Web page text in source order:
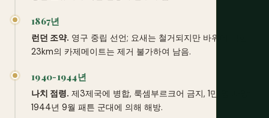
1867년
런던 조약. 영구 중립 선언; 요새는 철거되지만 바위에 박힌
23km의 카제메이트는 제거 불가하여 남음.
1940-1944년
나치 점령. 제3제국에 병합, 룩셈부르크어 금지, 1만 명 사망;
1944년 9월 패튼 군대에 의해 해방.